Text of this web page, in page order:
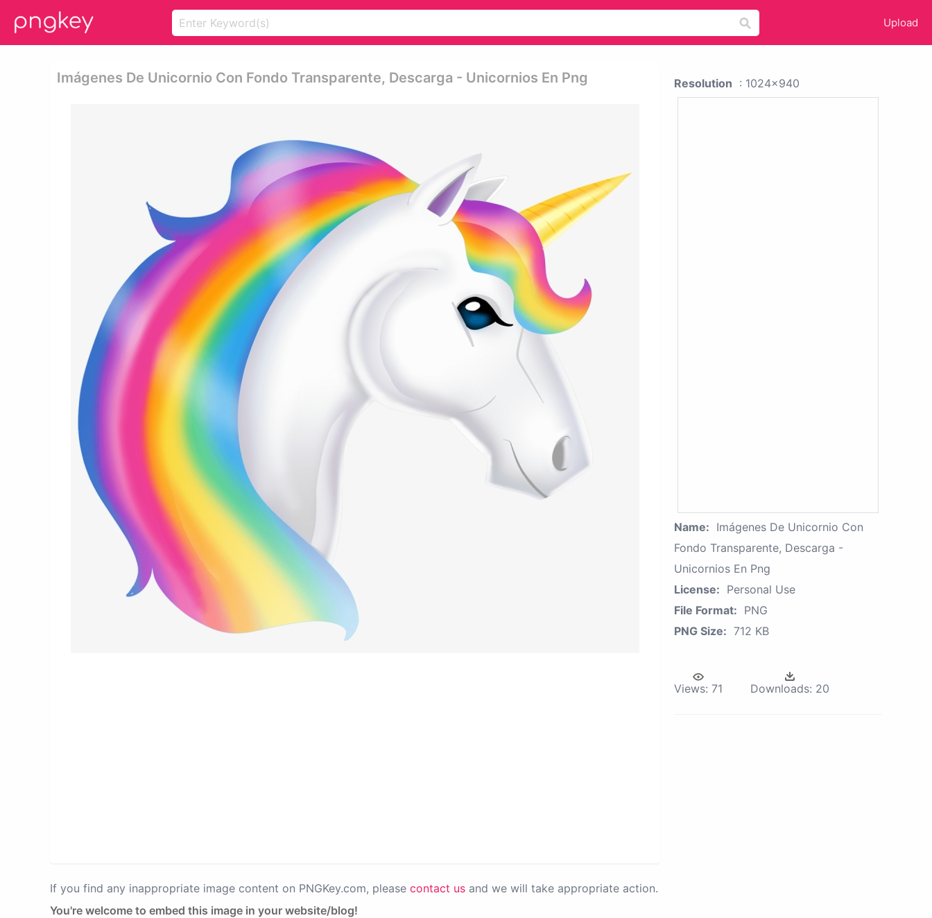
Upload
Imágenes De Unicornio Con Fondo Transparente, Descarga - Unicornios En Png
If you find any inappropriate image content on PNGKey.com, please contact us and we will take appropriate action.
You're welcome to embed this image in your website/blog!
Resolution : 1024x940
Name: Imágenes De Unicornio Con
Fondo Transparente, Descarga -
Unicornios En Png
License: Personal Use
File Format: PNG
PNG Size: 712 KB
Views: 71 Downloads: 20